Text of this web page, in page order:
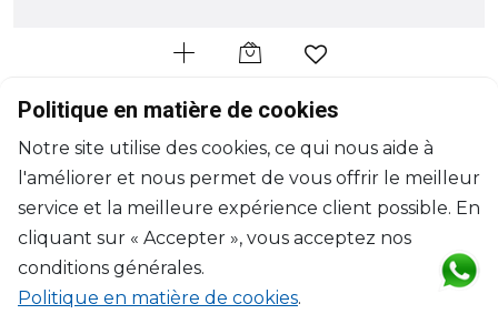
BERNARDAUD
Vase
H: 28cm, D: 13cm
$1,240
Politique en matière de cookies
Notre site utilise des cookies, ce qui nous aide à
l'améliorer et nous permet de vous offrir le meilleur
service et la meilleure expérience client possible. En
cliquant sur « Accepter », vous acceptez nos
conditions générales.
Politique en matière de cookies.